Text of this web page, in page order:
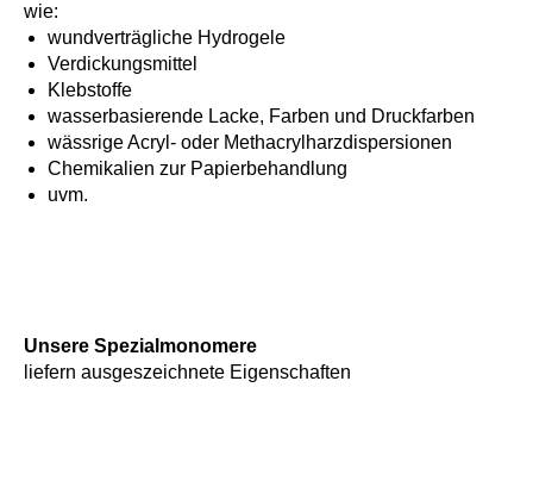
wie:
wundverträgliche Hydrogele
Verdickungsmittel
Klebstoffe
wasserbasierende Lacke, Farben und Druckfarben
wässrige Acryl- oder Methacrylharzdispersionen
Chemikalien zur Papierbehandlung
uvm.
Unsere Spezialmonomere
liefern ausgeszeichnete Eigenschaften